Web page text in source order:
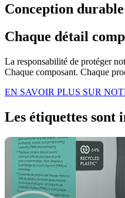
Conception durable
Chaque détail
La responsabilité de protéger
Chaque composant. Chaque
EN SAVOIR PLUS SUR
Les étiquettes sont